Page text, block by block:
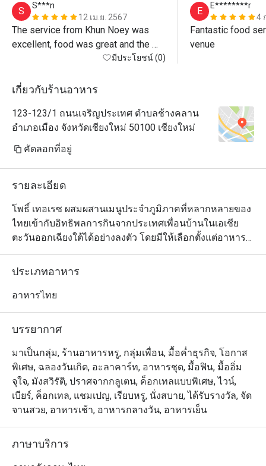
S
S***n
12 เม.ย. 2567
The service from Khun Noey was
excellent, food was great and the
atmosphere by the river is beautiful.
standard menu not for Khao Chae
water! If you want max value just
order standard menu items - all
มีประโยชน์ (0)
E
E********r
4
Fantastic food
venue
เกี่ยวกับร้านอาหาร
123-123/1 ถนนเจริญประเทศ ตำบลช้างคลาน
อำเภอเมือง จังหวัดเชียงใหม่ 50100 เชียงใหม่
คัดลอกที่อยู่
รายละเอียด
โพธิ์ เทอเรซ ผสมผสานเมนูประจำภูมิภาคที่หลากหลายของ
ไทยเข้ากับอิทธิพลการกินจากประเทศเพื่อนบ้านในเอเชีย
ตะวันออกเฉียงใต้ได้อย่างลงตัว โดยมีให้เลือกตั้งแต่อาหาร
เผ็ดร้อนจากมาเลเซีย เมนูที่เต็มเปี่ยมด้วยรสชาติและชีวิต
ชีวาในสไตล์ฮกเกี้ยน และแกงพม่าเข้มข้นหอมมัน ไปจนถึง
คือหมูฮ้อง ที่ทางร้านนำหมูสามชั้นมาตุ๋นจนเนื้อนุ่มชุ่มฉ่ำ
ประเภทอาหาร
อาหารไทย
บรรยากาศ
มาเป็นกลุ่ม, ร้านอาหารหรู, กลุ่มเพื่อน, มื้อค่ำธุรกิจ, โอกาส
พิเศษ, ฉลองวันเกิด, อะลาคาร์ท, อาหารชุด, มื้อฟิน, มื้ออิ่ม
จุใจ, มังสวิรัติ, ปราศจากกลูเตน, ค็อกเทลแบบพิเศษ, ไวน์,
เบียร์, ค็อกเทล, แชมเปญ, เรียบหรู, นั่งสบาย, ได้รับรางวัล, จัด
จานสวย, อาหารเช้า, อาหารกลางวัน, อาหารเย็น
ภาษาบริการ